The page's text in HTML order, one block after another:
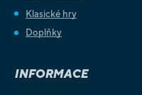
Klasické hry
Doplňky
INFORMACE